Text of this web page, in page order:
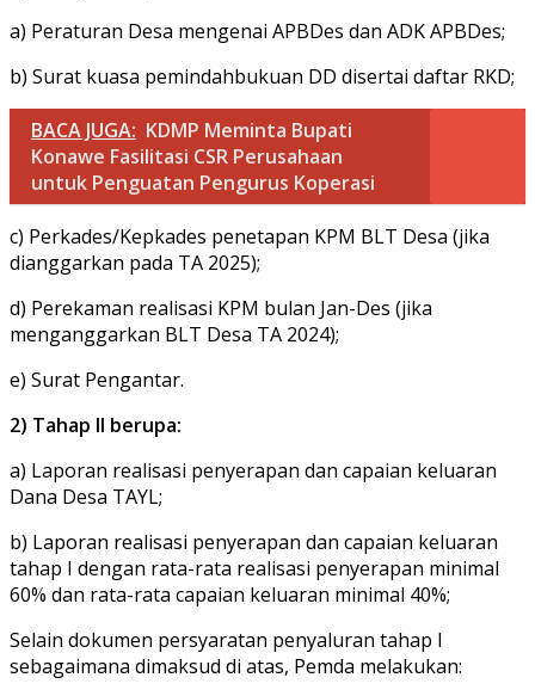
a) Peraturan Desa mengenai APBDes dan ADK APBDes;
b) Surat kuasa pemindahbukuan DD disertai daftar RKD;
BACA JUGA: KDMP Meminta Bupati
Konawe Fasilitasi CSR Perusahaan
untuk Penguatan Pengurus Koperasi
c) Perkades/Kepkades penetapan KPM BLT Desa (jika
dianggarkan pada TA 2025);
d) Perekaman realisasi KPM bulan Jan-Des (jika
menganggarkan BLT Desa TA 2024);
e) Surat Pengantar.
2) Tahap II berupa:
a) Laporan realisasi penyerapan dan capaian keluaran
Dana Desa TAYL;
b) Laporan realisasi penyerapan dan capaian keluaran
tahap I dengan rata-rata realisasi penyerapan minimal
60% dan rata-rata capaian keluaran minimal 40%;
Selain dokumen persyaratan penyaluran tahap I
sebagaimana dimaksud di atas, Pemda melakukan: